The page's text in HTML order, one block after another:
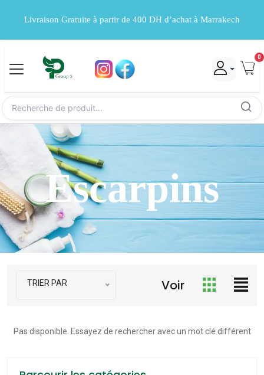
Livraison Gratuite à partir de 400 DH d’achat à Marrakech
0
Escarpins
TRIER PAR Voir
Pas disponible. Essayez de rechercher avec un mot clé différent